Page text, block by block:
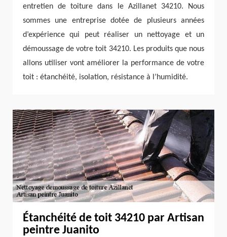
entretien de toiture dans le Azillanet 34210. Nous
sommes une entreprise dotée de plusieurs années
d’expérience qui peut réaliser un nettoyage et un
démoussage de votre toit 34210. Les produits que nous
allons utiliser vont améliorer la performance de votre
toit : étanchéité, isolation, résistance à l’humidité.
Étanchéité de toit 34210 par Artisan
peintre Juanito